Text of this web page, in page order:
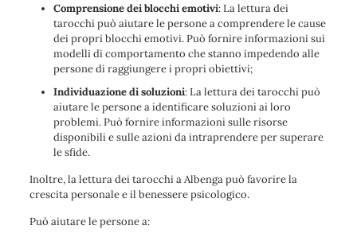
Comprensione dei blocchi emotivi: La lettura dei
tarocchi può aiutare le persone a comprendere le cause
dei propri blocchi emotivi. Può fornire informazioni sui
modelli di comportamento che stanno impedendo alle
persone di raggiungere i propri obiettivi;
Individuazione di soluzioni: La lettura dei tarocchi può
aiutare le persone a identificare soluzioni ai loro
problemi. Può fornire informazioni sulle risorse
disponibili e sulle azioni da intraprendere per superare
le sfide.
Inoltre, la lettura dei tarocchi a Albenga può favorire la
crescita personale e il benessere psicologico.
Può aiutare le persone a: